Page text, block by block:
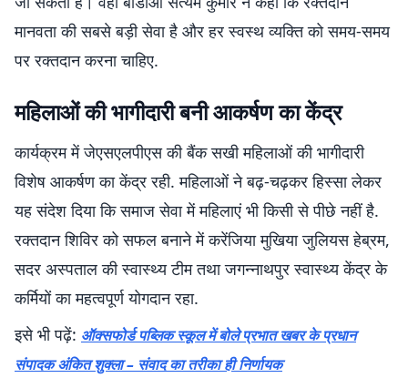
मानवता की सबसे बड़ी सेवा है और हर स्वस्थ व्यक्ति को समय-समय
पर रक्तदान करना चाहिए.
महिलाओं की भागीदारी बनी आकर्षण का केंद्र
कार्यक्रम में जेएसएलपीएस की बैंक सखी महिलाओं की भागीदारी
विशेष आकर्षण का केंद्र रही. महिलाओं ने बढ़-चढ़कर हिस्सा लेकर
यह संदेश दिया कि समाज सेवा में महिलाएं भी किसी से पीछे नहीं है.
रक्तदान शिविर को सफल बनाने में करेंजिया मुखिया जुलियस हेब्रम,
सदर अस्पताल की स्वास्थ्य टीम तथा जगन्नाथपुर स्वास्थ्य केंद्र के
कर्मियों का महत्वपूर्ण योगदान रहा.
इसे भी पढ़ें: ऑक्सफोर्ड पब्लिक स्कूल में बोले प्रभात खबर के प्रधान
संपादक अंकित शुक्ला – संवाद का तरीका ही निर्णायक